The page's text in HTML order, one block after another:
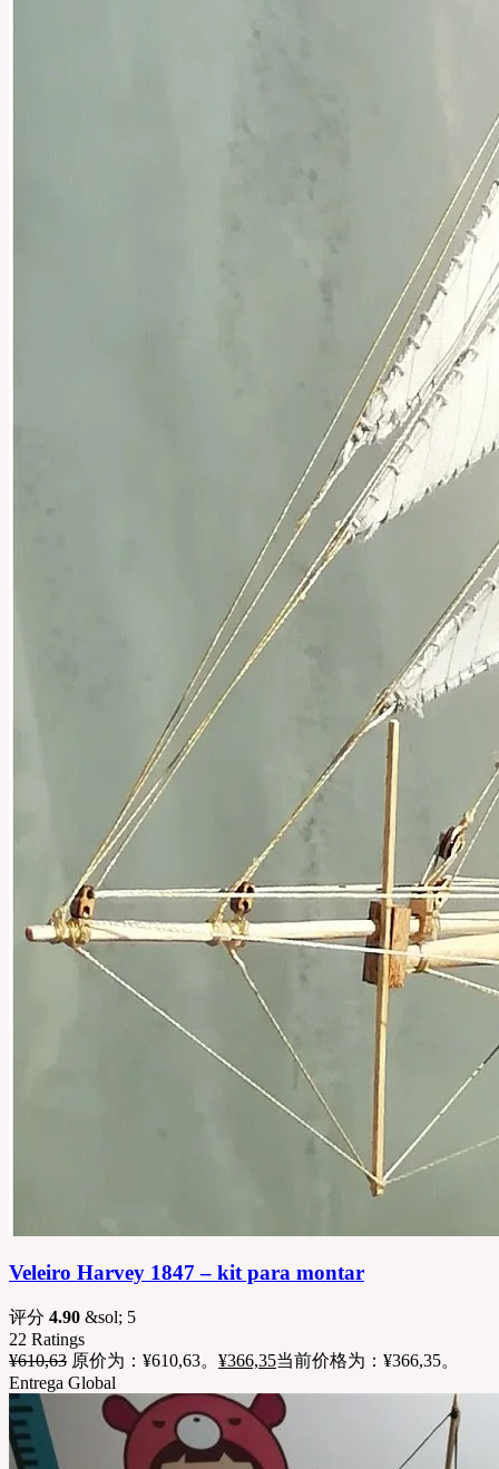
Veleiro Harvey 1847 – kit para montar
评分 4.90 &sol; 5
22 Ratings
¥610,63 原价为：¥610,63。 ¥366,35当前价格为：¥366,35。
Entrega Global